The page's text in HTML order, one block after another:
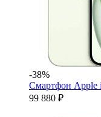
-38%
Смартфон Apple
99 880 ₽